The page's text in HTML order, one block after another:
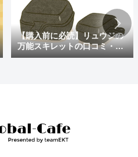
【購入前に必読】リュウジの
万能スキレットの口コミ・評
判まとめ｜後悔しないための